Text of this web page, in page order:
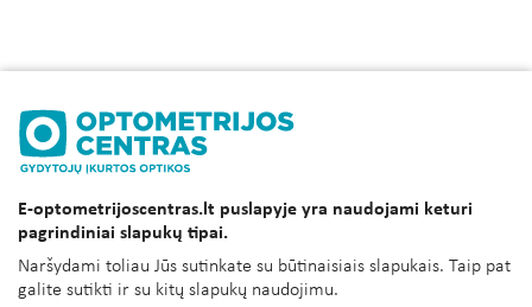
E-optometrijoscentras.lt puslapyje yra naudojami keturi
pagrindiniai slapukų tipai.
Naršydami toliau Jūs sutinkate su būtinaisiais slapukais. Taip pat
galite sutikti ir su kitų slapukų naudojimu.